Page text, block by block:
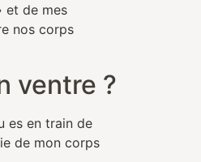
et de mes
nos corps
ventre ?
es en train de
de mon corps